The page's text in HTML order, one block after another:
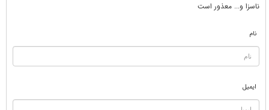
ناسزا و... معذور است
نام
ایمیل